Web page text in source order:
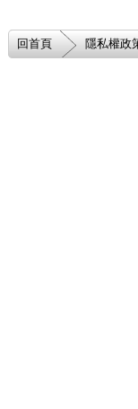
回首頁 隱私權政